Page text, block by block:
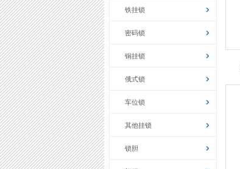
铁挂锁
密码锁
铜挂锁
俄式锁
车位锁
其他挂锁
锁胆